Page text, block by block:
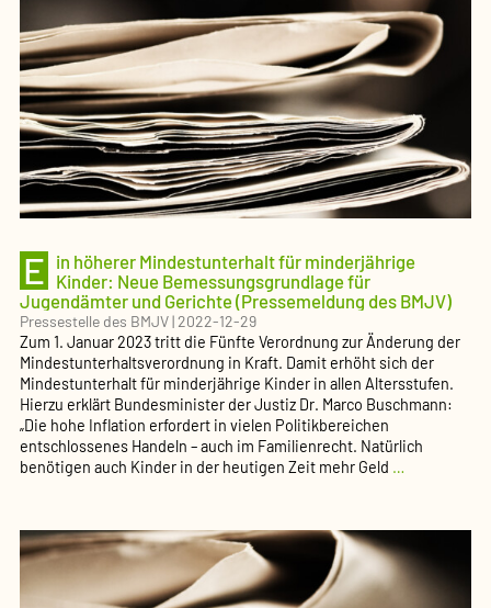
zum
des
BMJV)
E in höherer Mindestunterhalt für minderjährige
Kinder: Neue Bemessungsgrundlage für
Jugendämter und Gerichte (Pressemeldung des BMJV)
Pressestelle des BMJV|2022-12-29
Zum 1. Januar 2023 tritt die Fünfte Verordnung zur Änderung der
Mindestunterhaltsverordnung in Kraft. Damit erhöht sich der
Mindestunterhalt für minderjährige Kinder in allen Altersstufen.
Hierzu erklärt Bundesminister der Justiz Dr. Marco Buschmann:
„Die hohe Inflation erfordert in vielen Politikbereichen
entschlossenes Handeln – auch im Familienrecht. Natürlich
benötigen auch Kinder in der heutigen Zeit mehr Geld …
für
Kinder: